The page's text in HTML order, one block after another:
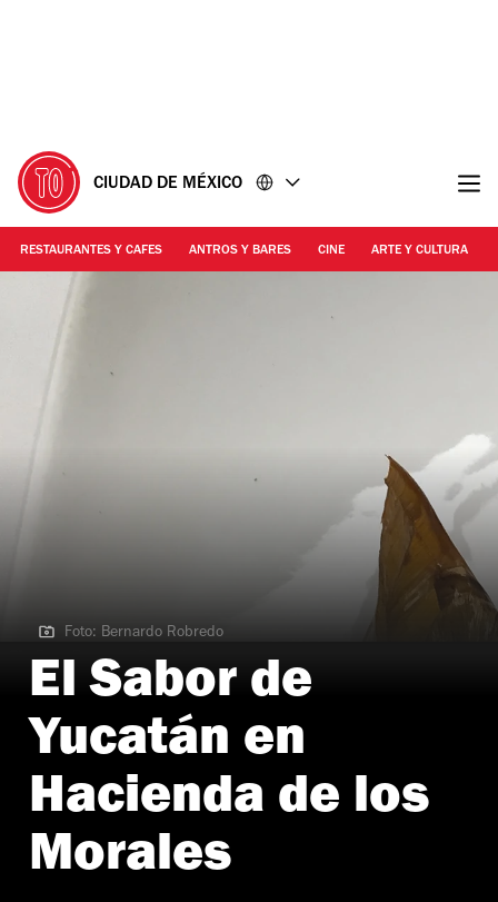
CIUDAD DE MÉXICO
RESTAURANTES Y CAFES ANTROS Y BARES CINE ARTE Y CULTURA
Foto: Bernardo Robredo
Foto: Bernardo Robredo
El Sabor de
Yucatán en
Hacienda de los
Morales